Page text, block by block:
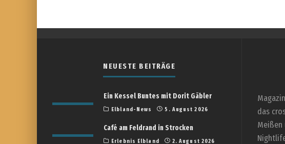
NEUESTE BEITRÄGE
Ein Kessel Buntes mit Dorit Gäbler
Elbland-News 5. August 2026
Café am Feldrand in Strocken
Erlebnis Elbland 2. August 2026
das
Meißen